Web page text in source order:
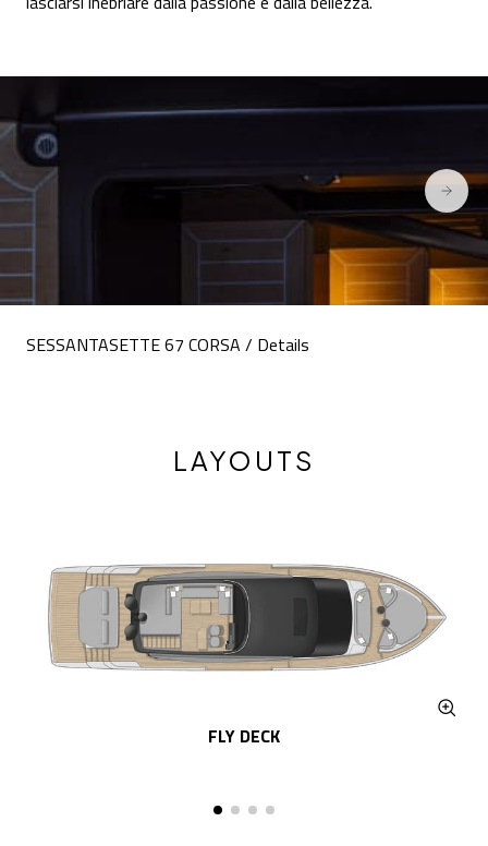
SESSANTASETTE 67 CORSA / Details
LAYOUTS
FLY DECK